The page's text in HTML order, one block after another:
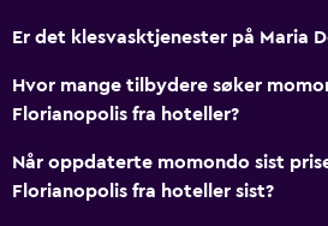
Er det klesvasktjenester på Maria
Hvor mange tilbydere søker
Florianopolis fra hoteller?
Når oppdaterte momondo sist
Florianopolis fra hoteller sist?